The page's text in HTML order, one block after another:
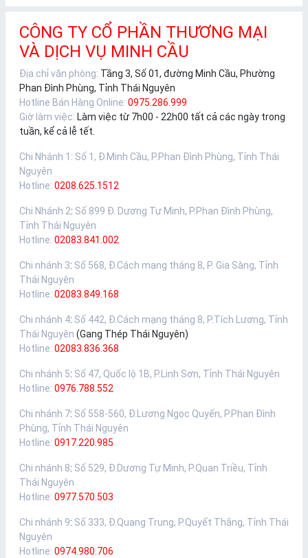
CÔNG TY CỔ PHẦN THƯƠNG MẠI
VÀ DỊCH VỤ MINH CẦU
Địa chỉ văn phòng: Tầng 3, Số 01, đường Minh Cầu, Phường
Phan Đình Phùng, Tỉnh Thái Nguyên
Hotline Bán Hàng Online: 0975.286.999
Giờ làm việc: Làm việc từ 7h00 - 22h00 tất cả các ngày trong
tuần, kể cả lễ tết.
Chi Nhánh 1 : Số 1, Đ.Minh Cầu, P.Phan Đình Phùng, Tỉnh Thái
Nguyên
Hotline: 0208.625.1512
Chi Nhánh 2: Số 899 Đ. Dương Tự Minh, P.Phan Đình Phùng,
Tỉnh Thái Nguyên
Hotline: 02083.841.002
Chi nhánh 3: Số 568, Đ.Cách mạng tháng 8, P. Gia Sàng, Tỉnh
Thái Nguyên
Hotline: 02083.849.168
Chi nhánh 4: Số 442, Đ.Cách mạng tháng 8, P.Tích Lương, Tỉnh
Thái Nguyên (Gang Thép Thái Nguyên)
Hotline: 02083.836.368
Chi nhánh 5: Số 47, Quốc lộ 1B, P.Linh Sơn, Tỉnh Thái Nguyên
Hotline: 0976.788.552
Chi nhánh 7: Số 558-560, Đ.Lương Ngọc Quyến, P.Phan Đình
Phùng, Tỉnh Thái Nguyên
Hotline: 0917.220.985
Chi nhánh 8: Số 529, Đ.Dương Tự Minh, P.Quan Triều, Tỉnh
Thái Nguyên
Hotline: 0977.570.503
Chi nhánh 9: Số 333, Đ.Quang Trung, P.Quyết Thắng, Tỉnh Thái
Nguyên
Hotline: 0974.980.706